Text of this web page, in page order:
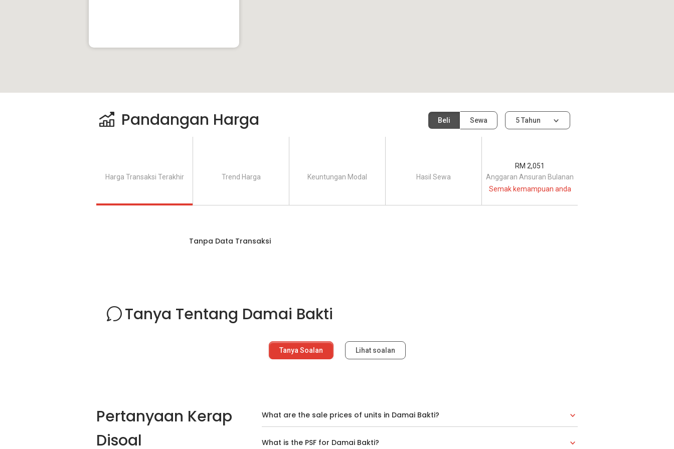
Pandangan Harga Beli Sewa 5 Tahun
Harga Transaksi Terakhir
Tanpa Data Transaksi
Trend Harga Keuntungan Modal Hasil Sewa Anggaran Ansuran Bulanan
RM 2,051
Semak kemampuan anda
Tanya Tentang Damai Bakti
Tanya Soalan Lihat soalan
Pertanyaan Kerap
Disoal
What are the sale prices of units in Damai Bakti?
What is the PSF for Damai Bakti?